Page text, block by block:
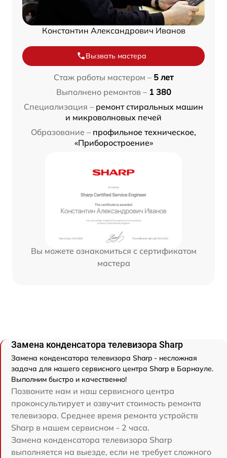
Константин Александрович Иванов
Вызвать мастера
Стаж работы мастером – 5 лет
Выполнено ремонтов – 1 380
Специализация – ремонт стиральных машин
и микроволновых печей
Образование – профильное техническое,
«Приборостроение»
Вы можете ознакомиться с сертификатом
мастера
Замена конденсатора телевизора Sharp
Замена конденсатора телевизора Sharp - несложная
задача для нашего сервисного центра Sharp в Барнауле.
Выполним быстро и качественно!
Позвоните нам и наш сервисного центра
проконсультирует и озвучит стоимость ремонта
телевизора. Среднее время ремонта устройств
Sharp в нашем сервисном - 2 часа.
Замена конденсатора телевизора Sharp
выполняется на выезде, если не требует сложного